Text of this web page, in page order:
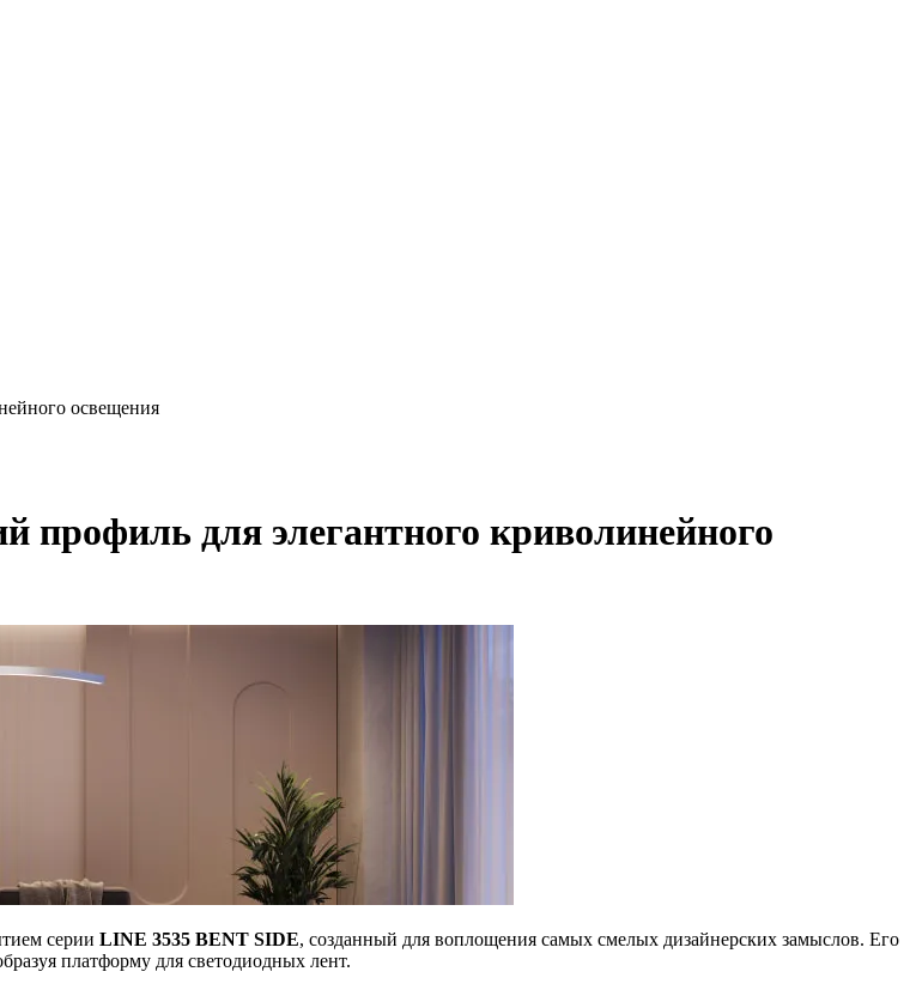
освещения
для элегантного криволинейного
серии LINE 3535 BENT SIDE, созданный для воплощения самых смелых дизайнерских замыслов. Его
платформу для светодиодных лент.